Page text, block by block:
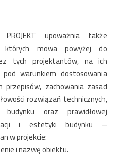
PROJEKT upoważnia także
mowa powyżej do
tych projektantów, na ich
pod warunkiem dostosowania
przepisów, zachowania zasad
rozwiązań technicznych,
budynku oraz prawidłowej
i estetyki budynku –
w projekcie:
i nazwę obiektu.